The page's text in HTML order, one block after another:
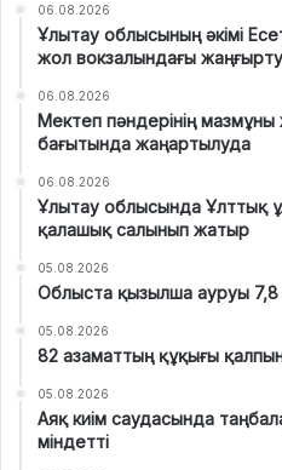
06.08.2026
Ұлытау облысының әкімі
жол вокзалындағы
06.08.2026
Мектеп пәндерінің
бағытында жаңартылуда
06.08.2026
Ұлытау облысында Ұлттық
қалашық салынып жатыр
05.08.2026
Облыста қызылша ауруы 7,8
05.08.2026
82 азаматтың құқығы
05.08.2026
Аяқ киім саудасында
міндетті